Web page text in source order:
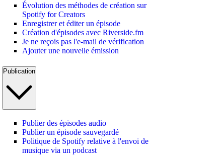
Évolution des méthodes de création sur
Spotify for Creators
Enregistrer et éditer un épisode
Création d'épisodes avec Riverside.fm
Je ne reçois pas l'e-mail de vérification
Ajouter une nouvelle émission
Publication
Publier des épisodes audio
Publier un épisode sauvegardé
Politique de Spotify relative à l'envoi de
musique via un podcast